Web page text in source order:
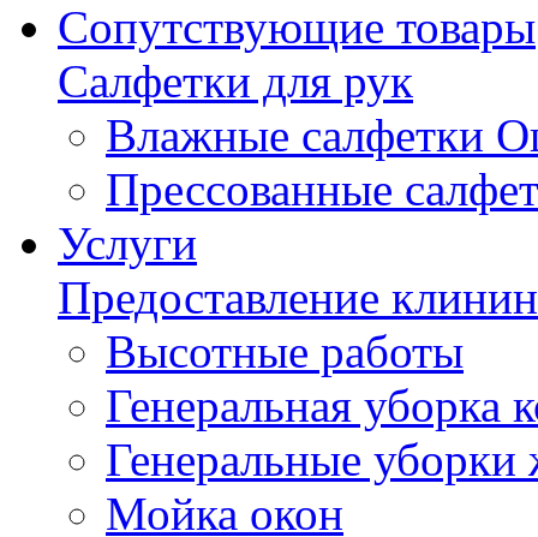
Сопутствующие товары
Салфетки для рук
Влажные салфетки
Прессованные
Услуги
Предоставление
Высотные работы
Генеральная
Генеральные
Мойка окон